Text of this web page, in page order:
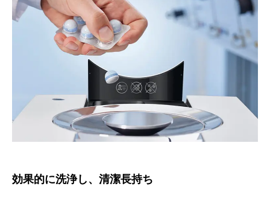
効果的に洗浄し、清潔長持ち